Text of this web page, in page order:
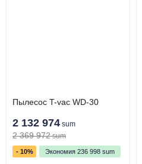
Пылесос T-vac WD-30
2 132 974 sum
2 369 972 sum
- 10% Экономия 236 998 sum